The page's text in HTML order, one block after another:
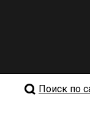
Поиск по